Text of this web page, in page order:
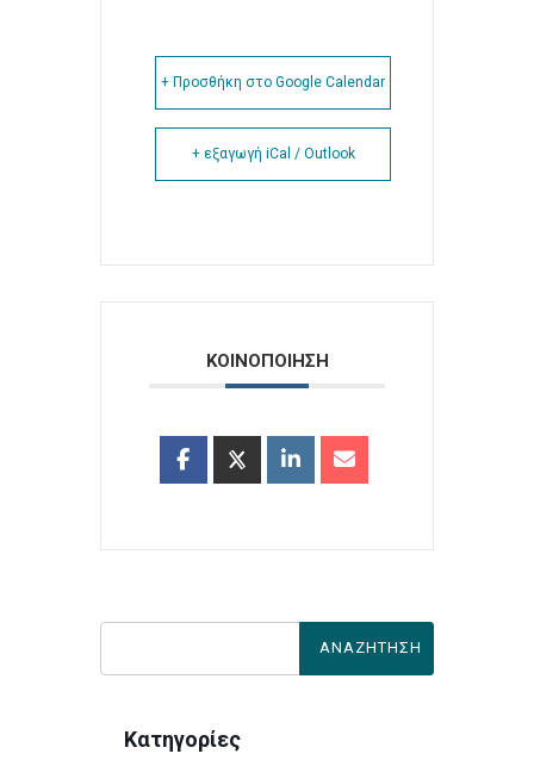
+ Προσθήκη στο Google Calendar
+ εξαγωγή iCal / Outlook
ΚΟΙΝΟΠΟΙΗΣΗ
Κατηγορίες